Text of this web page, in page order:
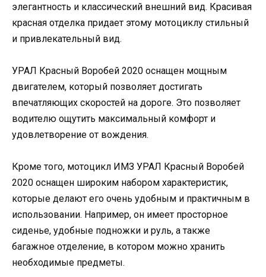
элегантность и классический внешний вид. Красивая
красная отделка придает этому мотоциклу стильный
и привлекательный вид.
УРАЛ Красный Воробей 2020 оснащен мощным
двигателем, который позволяет достигать
впечатляющих скоростей на дороге. Это позволяет
водителю ощутить максимальный комфорт и
удовлетворение от вождения.
Кроме того, мотоцикл ИМЗ УРАЛ Красный Воробей
2020 оснащен широким набором характеристик,
которые делают его очень удобным и практичным в
использовании. Например, он имеет просторное
сиденье, удобные подножки и руль, а также
багажное отделение, в котором можно хранить
необходимые предметы.